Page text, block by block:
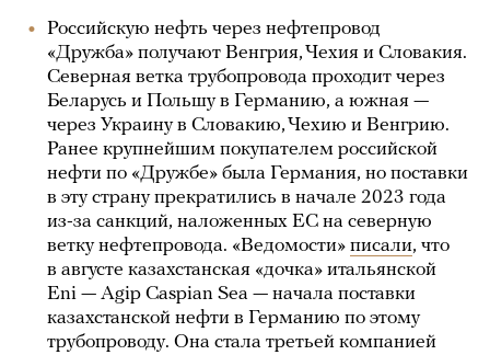
Российскую нефть через нефтепровод
«Дружба» получают Венгрия, Чехия и Словакия.
Северная ветка трубопровода проходит через
Беларусь и Польшу в Германию, а южная —
через Украину в Словакию, Чехию и Венгрию.
Ранее крупнейшим покупателем российской
нефти по «Дружбе» была Германия, но поставки
в эту страну прекратились в начале 2023 года
из-за санкций, наложенных ЕС на северную
ветку нефтепровода. «Ведомости» писали, что
в августе казахстанская «дочка» итальянской
Eni — Agip Caspian Sea — начала поставки
казахстанской нефти в Германию по этому
трубопроводу. Она стала третьей компанией